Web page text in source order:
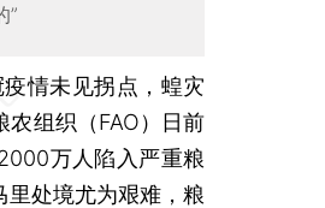
”
情未见拐点，蝗灾
农组织（FAO）日前
万人陷入严重粮
里处境尤为艰难，粮